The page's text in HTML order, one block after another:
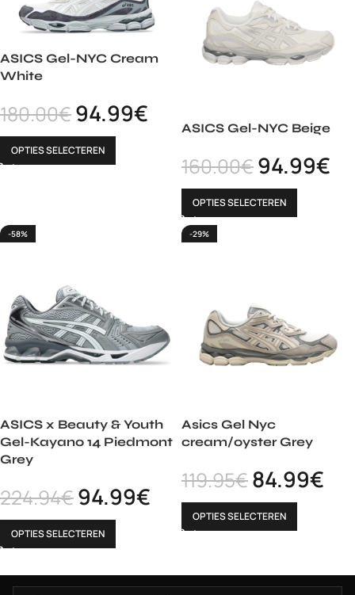
ASICS Gel-NYC Cream
White
180.00€94.99€
OPTIES SELECTEREN
ASICS Gel-NYC Beige
160.00€94.99€
OPTIES SELECTEREN
-58%
ASICS x Beauty & Youth
Gel-Kayano 14 Piedmont
Grey
224.94€94.99€
OPTIES SELECTEREN
-29%
Asics Gel Nyc
cream/oyster Grey
119.95€84.99€
OPTIES SELECTEREN